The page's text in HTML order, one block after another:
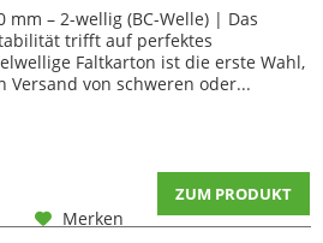
mm – 2-wellig (BC-Welle) | Das
trifft auf perfektes
Faltkarton ist die erste Wahl,
Versand von schweren oder...
ZUM PRODUKT
Merken